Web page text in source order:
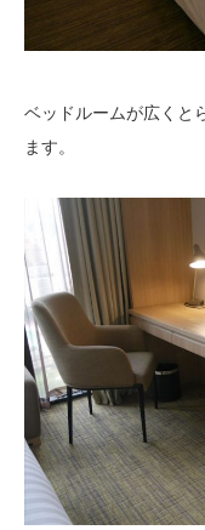
ベッドルームが広くと
ます。